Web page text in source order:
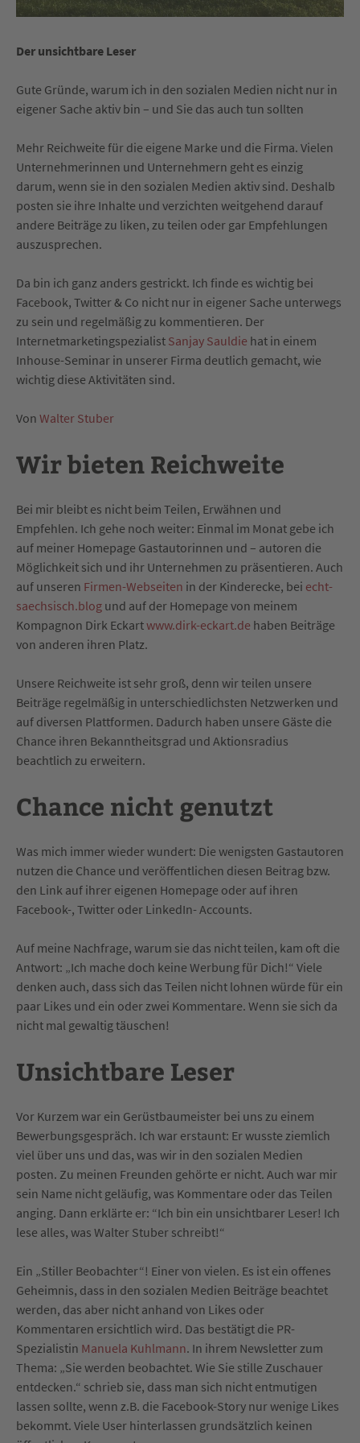
Der unsichtbare Leser
Gute Gründe, warum ich in den sozialen Medien nicht nur in
eigener Sache aktiv bin – und Sie das auch tun sollten
Mehr Reichweite für die eigene Marke und die Firma. Vielen
Unternehmerinnen und Unternehmern geht es einzig
darum, wenn sie in den sozialen Medien aktiv sind. Deshalb
posten sie ihre Inhalte und verzichten weitgehend darauf
andere Beiträge zu liken, zu teilen oder gar Empfehlungen
auszusprechen.
Da bin ich ganz anders gestrickt. Ich finde es wichtig bei
Facebook, Twitter & Co nicht nur in eigener Sache unterwegs
zu sein und regelmäßig zu kommentieren. Der
Internetmarketingspezialist Sanjay Sauldie hat in einem
Inhouse-Seminar in unserer Firma deutlich gemacht, wie
wichtig diese Aktivitäten sind.
Von Walter Stuber
Wir bieten Reichweite
Bei mir bleibt es nicht beim Teilen, Erwähnen und
Empfehlen. Ich gehe noch weiter: Einmal im Monat gebe ich
auf meiner Homepage Gastautorinnen und – autoren die
Möglichkeit sich und ihr Unternehmen zu präsentieren. Auch
auf unseren Firmen-Webseiten in der Kinderecke, bei echt-
saechsisch.blog und auf der Homepage von meinem
Kompagnon Dirk Eckartwww.dirk-eckart.de haben Beiträge
von anderen ihren Platz.
Unsere Reichweite ist sehr groß, denn wir teilen unsere
Beiträge regelmäßig in unterschiedlichsten Netzwerken und
auf diversen Plattformen. Dadurch haben unsere Gäste die
Chance ihren Bekanntheitsgrad und Aktionsradius
beachtlich zu erweitern.
Chance nicht genutzt
Was mich immer wieder wundert: Die wenigsten Gastautoren
nutzen die Chance und veröffentlichen diesen Beitrag bzw.
den Link auf ihrer eigenen Homepage oder auf ihren
Facebook-, Twitter oder LinkedIn- Accounts.
Auf meine Nachfrage, warum sie das nicht teilen, kam oft die
Antwort: „Ich mache doch keine Werbung für Dich!“ Viele
denken auch, dass sich das Teilen nicht lohnen würde für ein
paar Likes und ein oder zwei Kommentare. Wenn sie sich da
nicht mal gewaltig täuschen!
Unsichtbare Leser
Vor Kurzem war ein Gerüstbaumeister bei uns zu einem
Bewerbungsgespräch. Ich war erstaunt: Er wusste ziemlich
viel über uns und das, was wir in den sozialen Medien
posten. Zu meinen Freunden gehörte er nicht. Auch war mir
sein Name nicht geläufig, was Kommentare oder das Teilen
anging. Dann erklärte er: “Ich bin ein unsichtbarer Leser! Ich
lese alles, was Walter Stuber schreibt!“
Ein „Stiller Beobachter“! Einer von vielen. Es ist ein offenes
Geheimnis, dass in den sozialen Medien Beiträge beachtet
werden, das aber nicht anhand von Likes oder
Kommentaren ersichtlich wird. Das bestätigt die PR-
Spezialistin Manuela Kuhlmann. In ihrem Newsletter zum
Thema: „Sie werden beobachtet. Wie Sie stille Zuschauer
entdecken.“ schrieb sie, dass man sich nicht entmutigen
lassen sollte, wenn z.B. die Facebook-Story nur wenige Likes
bekommt. Viele User hinterlassen grundsätzlich keinen